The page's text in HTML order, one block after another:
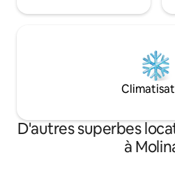
D'autres superbes
à